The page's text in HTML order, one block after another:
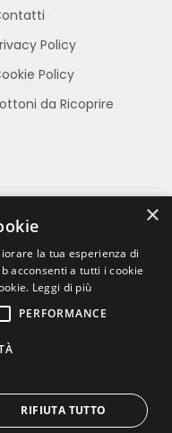
Policy
Policy
da Ricoprire
Policy
×
la tua esperienza di
acconsenti a tutti i cookie
Leggi di più
PERFORMANCE
RIFIUTA TUTTO